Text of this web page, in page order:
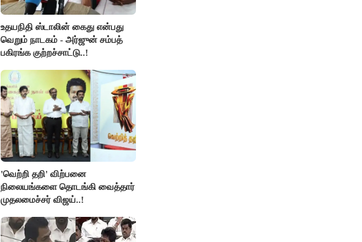
உதயநிதி ஸ்டாலின் கைது என்பது
வெறும் நாடகம் - அர்ஜுன் சம்பத்
பகிரங்க குற்றச்சாட்டு..!
'வெற்றி தறி' விற்பனை
நிலையங்களை தொடங்கி வைத்தார்
முதலமைச்சர் விஜய்..!